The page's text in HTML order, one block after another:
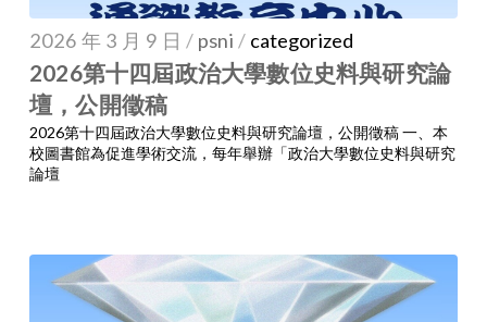
2026 年 3 月 9 日 / psni / categorized
2026第十四屆政治大學數位史料與研究論
壇，公開徵稿
2026第十四屆政治大學數位史料與研究論壇，公開徵稿 一、本
校圖書館為促進學術交流，每年舉辦「政治大學數位史料與研究
論壇